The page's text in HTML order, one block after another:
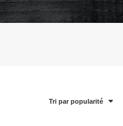
Tri par popularité